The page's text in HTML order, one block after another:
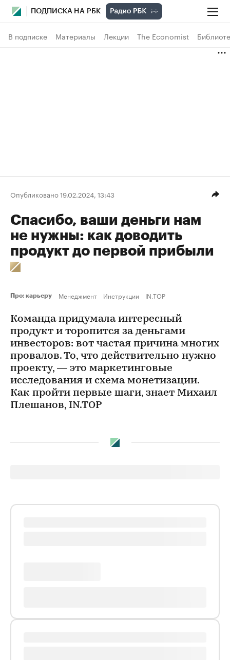
ПОДПИСКА НА РБК
В подписке Материалы Лекции The Economist
Опубликовано 19.02.2024, 13:43
Спасибо, ваши деньги нам
не нужны: как доводить
продукт до первой прибыли
Про: карьеру Менеджмент Инструкции IN.TOP
Команда придумала интересный
продукт и торопится за деньгами
инвесторов: вот частая причина многих
провалов. То, что действительно нужно
проекту, — это маркетинговые
исследования и схема монетизации.
Как пройти первые шаги, знает Михаил
Плешанов, IN.TOP